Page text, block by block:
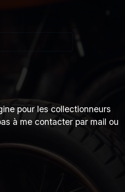
pour les collectionneurs
à me contacter par mail ou